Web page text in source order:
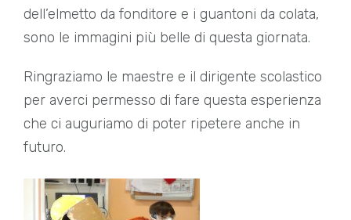
dell’elmetto da fonditore e i guantoni da colata,
sono le immagini più belle di questa giornata.
Ringraziamo le maestre e il dirigente scolastico
per averci permesso di fare questa esperienza
che ci auguriamo di poter ripetere anche in
futuro.